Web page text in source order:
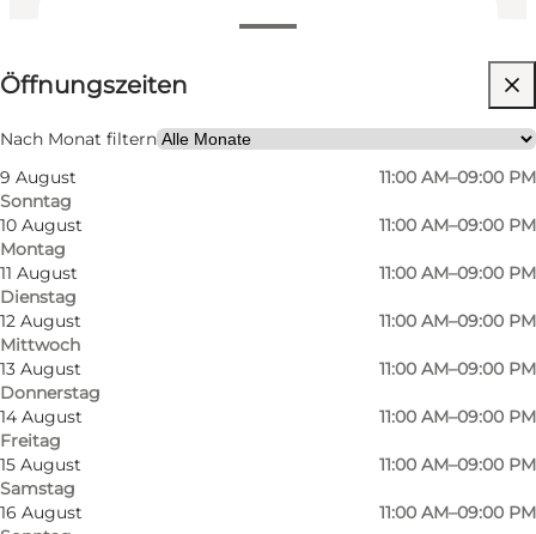
Öffnungszeiten anzeigen
Öffnungszeiten
Nach Monat filtern
9 August
Sonntag
11:00 AM–09:00 PM
10 August
Montag
11:00 AM–09:00 PM
11 August
Dienstag
11:00 AM–09:00 PM
12 August
Mittwoch
11:00 AM–09:00 PM
13 August
Donnerstag
11:00 AM–09:00 PM
14 August
Freitag
11:00 AM–09:00 PM
15 August
Samstag
11:00 AM–09:00 PM
16 August
11:00 AM–09:00 PM
Website besuchen
Kinder, Mir selbst, Mein Partner, Freunde
Wenn du ein asiatisches Restaurant in Odense
suchst, ist Mai’s Wok eine hervorragende
Adresse. Das Restaurant liegt zentral in der
Stadt und wird von Mai Trang geführt, die
ursprünglich aus Vietnam kommt. Ausgehend